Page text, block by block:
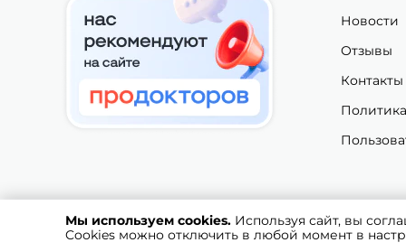
Новости
Отзывы
Контакты
© 2021 Ваш Доктор. Все права защищены.Ваш
Мы используем cookies. Используя сайт, вы
Cookies можно отключить в любой момент в